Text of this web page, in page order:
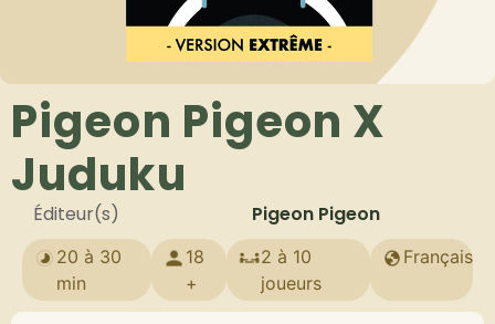
Pigeon Pigeon X
Juduku
Éditeur(s) Pigeon Pigeon
20 à 30
min
18
+
2 à 10
joueurs
Français